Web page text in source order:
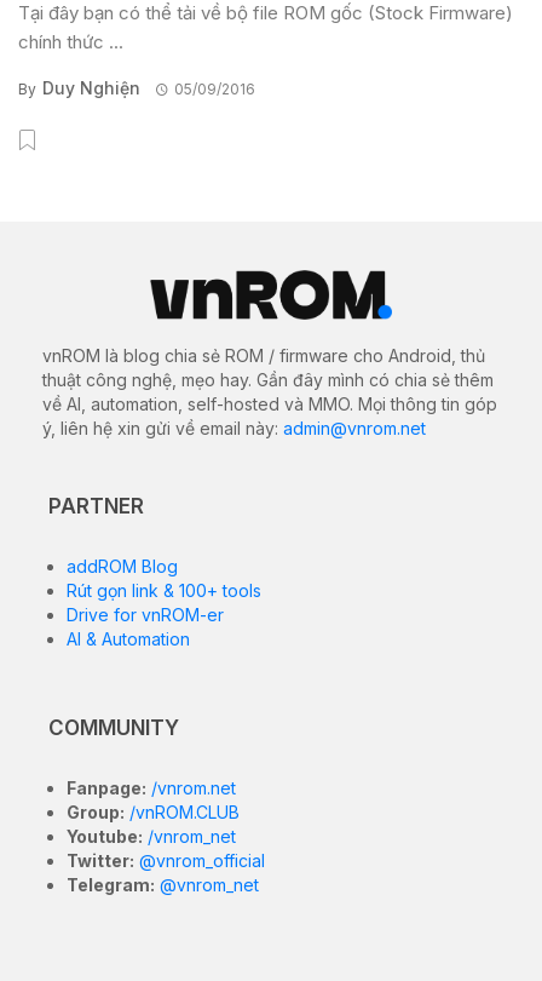
Tại đây bạn có thể tải về bộ file ROM gốc (Stock Firmware)
chính thức ...
By Duy Nghiện 05/09/2016
vnROM là blog chia sẻ ROM / firmware cho Android, thủ
thuật công nghệ, mẹo hay. Gần đây mình có chia sẻ thêm
về AI, automation, self-hosted và MMO. Mọi thông tin góp
ý, liên hệ xin gửi về email này: admin@vnrom.net
PARTNER
addROM Blog
Rút gọn link & 100+ tools
Drive for vnROM-er
AI & Automation
COMMUNITY
Fanpage: /vnrom.net
Group: /vnROM.CLUB
Youtube: /vnrom_net
Twitter: @vnrom_official
Telegram: @vnrom_net